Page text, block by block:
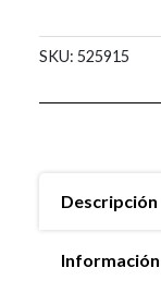
SKU: 525915
Descripción